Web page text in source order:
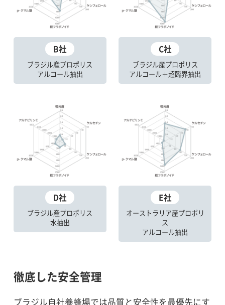
B社
ブラジル産プロポリス
アルコール抽出
C社
ブラジル産プロポリス
アルコール＋超臨界抽出
D社
ブラジル産プロポリス
水抽出
E社
オーストラリア産プロポリ
ス
アルコール抽出
徹底した安全管理
ブラジル自社養蜂場では品質と安全性を最優先にす